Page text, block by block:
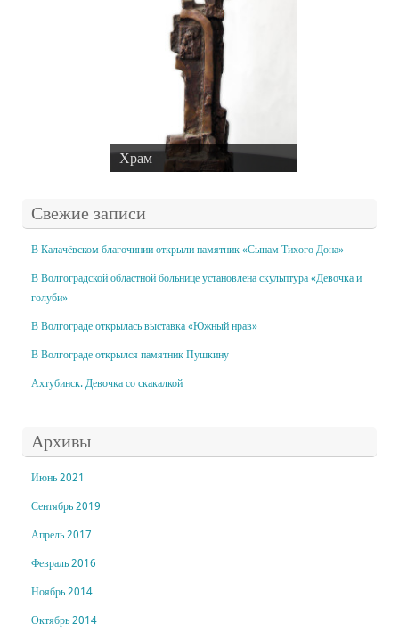
Храм
Свежие записи
В Калачёвском благочинии открыли памятник «Сынам Тихого Дона»
В Волгоградской областной больнице установлена скульптура «Девочка и
голуби»
В Волгограде открылась выставка «Южный нрав»
В Волгограде открылся памятник Пушкину
Ахтубинск. Девочка со скакалкой
Архивы
Июнь 2021
Сентябрь 2019
Апрель 2017
Февраль 2016
Ноябрь 2014
Октябрь 2014